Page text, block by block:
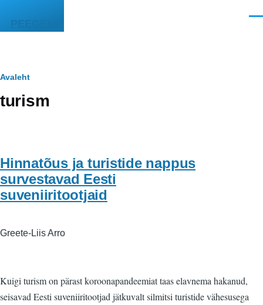
PEEGEL
Leivapuru
Avaleht
turism
Hinnatõus ja turistide nappus
survestavad Eesti
suveniiritootjaid
Greete-Liis Arro
Kuigi turism on pärast koroonapandeemiat taas elavnema hakanud,
seisavad Eesti suveniiritootjad jätkuvalt silmitsi turistide vähesusega